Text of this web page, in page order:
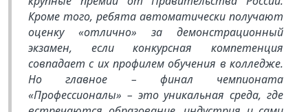
Кроме того, ребята автоматически получают
оценку «отлично» за демонстрационный
экзамен, если конкурсная компетенция
совпадает с их профилем обучения в колледже.
Но главное – финал чемпионата
«Профессионалы» – это уникальная среда, где